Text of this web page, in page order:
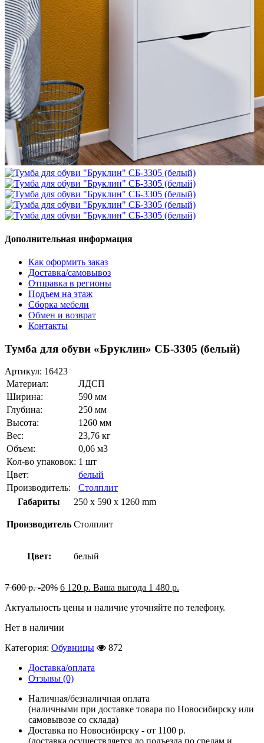
Дополнительная информация
Как оформить заказ
Доставка/самовывоз
Отправка в регионы
Подъем на этаж
Сборка мебели
Обмен и возврат
Контакты
Тумба для обуви «Бруклин» СБ-3305 (белый)
Артикул: 16423
Материал:
ЛДСП
Ширина:
590 мм
Глубина:
250 мм
Высота:
1260 мм
Вес:
23,76 кг
Объем:
0,06 м3
Кол-во упаковок: 1 шт
Цвет:
белый
Производитель:
Столплит
Габариты
250 x 590 x 1260 mm
Производитель Столплит
Цвет: белый
7 600р. -20% 6 120 р. Ваша выгода 1 480 р.
Актуальность цены и наличие уточняйте по телефону.
Нет в наличии
Категория: Обувницы
872
Доставка/оплата
Отзывы (0)
Наличная/безналичная оплата
(наличными при доставке товара по Новосибирску или
самовывозе со склада)
Доставка по Новосибирску - от 1100 р.